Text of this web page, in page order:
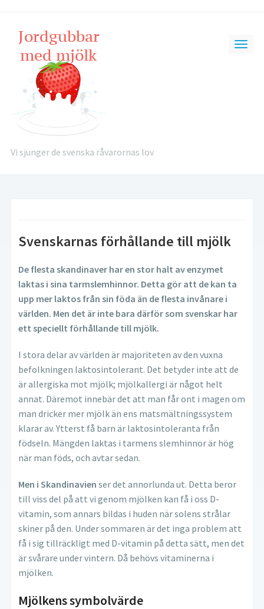
Vi sjunger de svenska råvarornas lov
Svenskarnas förhållande till mjölk
De flesta skandinaver har en stor halt av enzymet
laktas i sina tarmslemhinnor. Detta gör att de kan ta
upp mer laktos från sin föda än de flesta invånare i
världen. Men det är inte bara därför som svenskar har
ett speciellt förhållande till mjölk.
I stora delar av världen är majoriteten av den vuxna
befolkningen laktosintolerant. Det betyder inte att de
är allergiska mot mjölk; mjölkallergi är något helt
annat. Däremot innebär det att man får ont i magen om
man dricker mer mjölk än ens matsmältningssystem
klarar av. Ytterst få barn är laktosintoleranta från
födseln. Mängden laktas i tarmens slemhinnor är hög
när man föds, och avtar sedan.
Men i Skandinavien ser det annorlunda ut. Detta beror
till viss del på att vi genom mjölken kan få i oss D-
vitamin, som annars bildas i huden när solens strålar
skiner på den. Under sommaren är det inga problem att
få i sig tillräckligt med D-vitamin på detta sätt, men det
är svårare under vintern. Då behövs vitaminerna i
mjölken.
Mjölkens symbolvärde